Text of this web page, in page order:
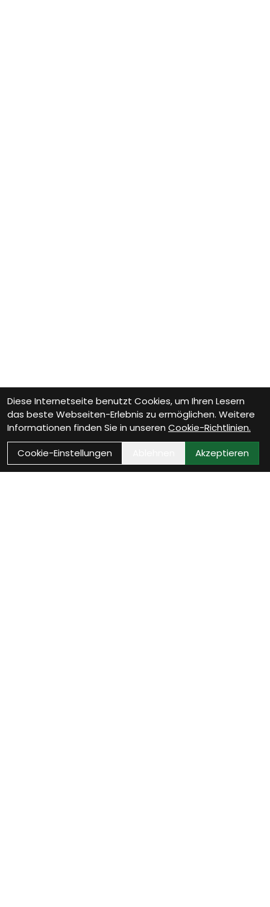
Diese Internetseite benutzt Cookies, um Ihren Lesern
das beste Webseiten-Erlebnis zu ermöglichen. Weitere
Informationen finden Sie in unseren Cookie-Richtlinien.
Cookie-Einstellungen
Akzeptieren